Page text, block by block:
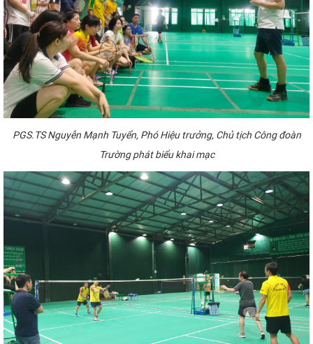
PGS.TS Nguyễn Mạnh Tuyển, PhóHiệu trưởng, Chủ tịch Công đoàn
Trường phát biểu khai mạc